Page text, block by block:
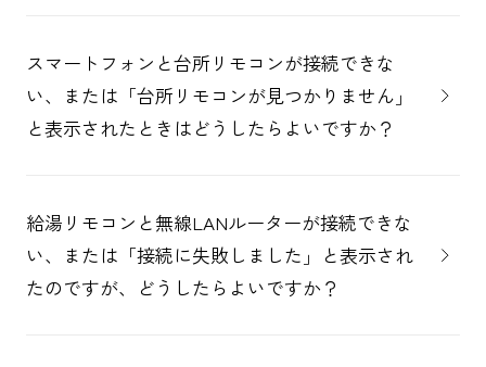
スマートフォンと台所リモコンが接続できな
い、または「台所リモコンが見つかりません」
と表示されたときはどうしたらよいですか？
給湯リモコンと無線LANルーターが接続できな
い、または「接続に失敗しました」と表示され
たのですが、どうしたらよいですか？